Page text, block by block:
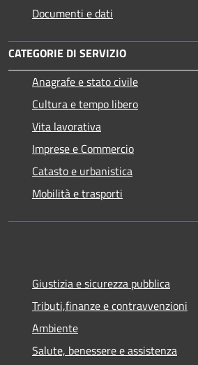
Documenti e dati
CATEGORIE DI SERVIZIO
Anagrafe e stato civile
Cultura e tempo libero
Vita lavorativa
Imprese e Commercio
Catasto e urbanistica
Mobilità e trasporti
Giustizia e sicurezza pubblica
Tributi,finanze e contravvenzioni
Ambiente
Salute, benessere e assistenza